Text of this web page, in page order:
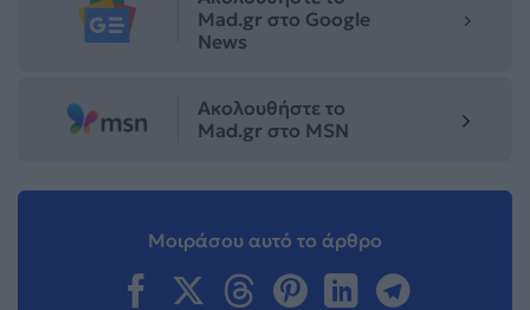
Mad.gr στο Google
News
Ακολουθήστε το
Mad.gr στο MSN
Μοιράσου αυτό το άρθρο